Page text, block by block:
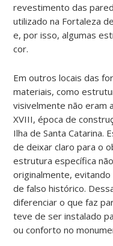
revestimento das
utilizado na Fortaleza
e, por isso, algumas
cor.
Em outros locais das
materiais, como
visivelmente não eram
XVIII, época de
Ilha de Santa Catarina.
de deixar claro para o
estrutura específica
originalmente,
de falso histórico.
diferenciar o que faz
teve de ser instalado
ou conforto no